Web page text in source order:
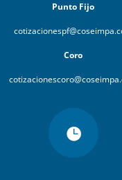
Punto Fijo
Coro
